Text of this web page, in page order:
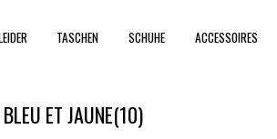
TASCHEN SCHUHE ACCESSOIRES
BLEU ET JAUNE(10)